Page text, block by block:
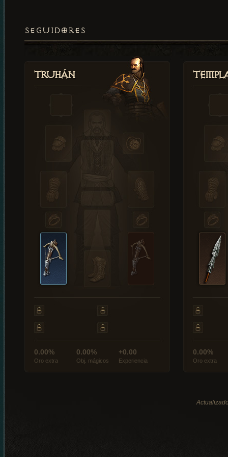
SEGUIDORES
Truhán
0.00%
Oro extra
0.00%
Obj. mágicos
+0.00
Experiencia
0.00%
Oro extra